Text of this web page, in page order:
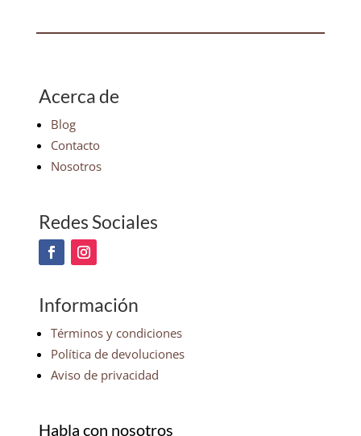
Acerca de
Blog
Contacto
Nosotros
Redes Sociales
Información
Términos y condiciones
Política de devoluciones
Aviso de privacidad
Habla con nosotros